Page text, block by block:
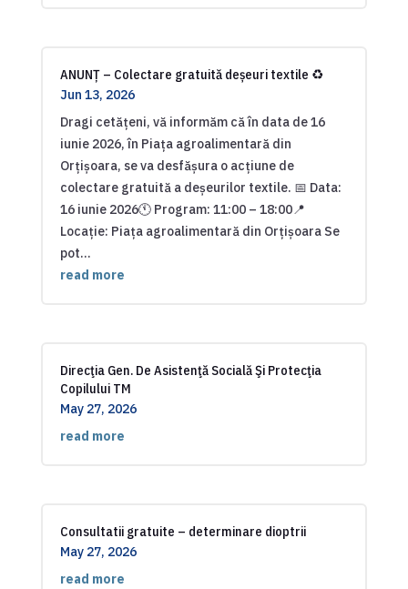
ANUNȚ – Colectare gratuită deșeuri textile ♻️
Jun 13, 2026
Dragi cetățeni, vă informăm că în data de 16
iunie 2026, în Piața agroalimentară din
Orțișoara, se va desfășura o acțiune de
colectare gratuită a deșeurilor textile. 📅 Data:
16 iunie 2026🕚 Program: 11:00 – 18:00📍
Locație: Piața agroalimentară din Orțișoara Se
pot...
read more
Direcţia Gen. De Asistenţă Socială Şi Protecţia
Copilului TM
May 27, 2026
read more
Consultatii gratuite – determinare dioptrii
May 27, 2026
read more